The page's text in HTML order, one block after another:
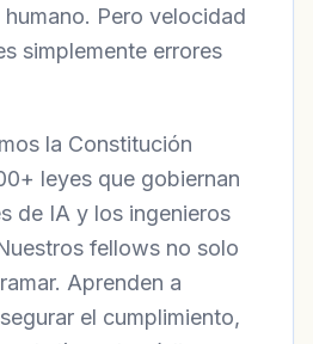
Pero velocidad
simplemente errores
la Constitución
leyes que gobiernan
de IA y los ingenieros
fellows no solo
Aprenden a
el cumplimiento,